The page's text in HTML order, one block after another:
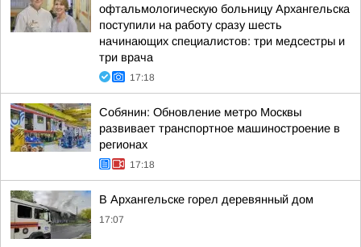
офтальмологическую больницу Архангельска
поступили на работу сразу шесть
начинающих специалистов: три медсестры и
три врача
17:18
Собянин: Обновление метро Москвы
развивает транспортное машиностроение в
регионах
17:18
В Архангельске горел деревянный дом
17:07